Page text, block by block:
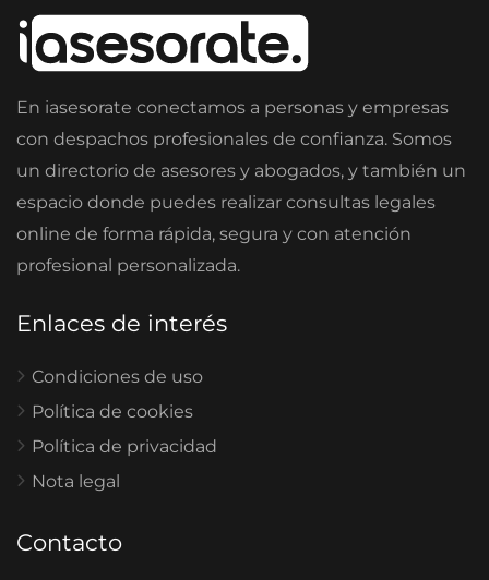
En iasesorate conectamos a personas y empresas
con despachos profesionales de confianza. Somos
un directorio de asesores y abogados, y también un
espacio donde puedes realizar consultas legales
online de forma rápida, segura y con atención
profesional personalizada.
Enlaces de interés
Condiciones de uso
Política de cookies
Política de privacidad
Nota legal
Contacto